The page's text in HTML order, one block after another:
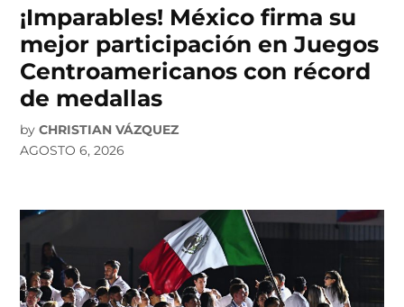
¡Imparables! México firma su
mejor participación en Juegos
Centroamericanos con récord
de medallas
by CHRISTIAN VÁZQUEZ
AGOSTO 6, 2026